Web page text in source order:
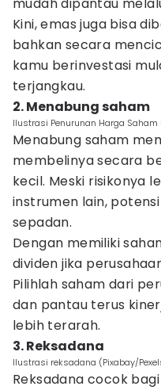
Kini, emas juga bisa
bahkan secara
kamu berinvestasi
terjangkau.
2. Menabung saham
Ilustrasi Penurunan Harga
Menabung saham
membelinya secara
kecil. Meski risikonya
instrumen lain,
sepadan.
Dengan memiliki
dividen jika
Pilihlah saham dari
dan pantau terus
lebih terarah.
3. Reksadana
Ilustrasi reksadana (Pixabay/
Reksadana cocok